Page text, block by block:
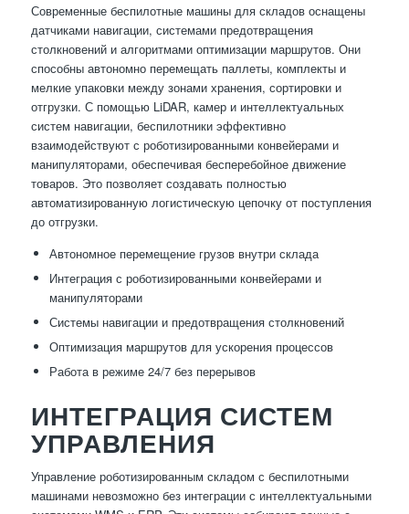
Современные беспилотные машины для складов оснащены
датчиками навигации, системами предотвращения
столкновений и алгоритмами оптимизации маршрутов. Они
способны автономно перемещать паллеты, комплекты и
мелкие упаковки между зонами хранения, сортировки и
отгрузки. С помощью LiDAR, камер и интеллектуальных
систем навигации, беспилотники эффективно
взаимодействуют с роботизированными конвейерами и
манипуляторами, обеспечивая бесперебойное движение
товаров. Это позволяет создавать полностью
автоматизированную логистическую цепочку от поступления
до отгрузки.
Автономное перемещение грузов внутри склада
Интеграция с роботизированными конвейерами и
манипуляторами
Системы навигации и предотвращения столкновений
Оптимизация маршрутов для ускорения процессов
Работа в режиме 24/7 без перерывов
ИНТЕГРАЦИЯ СИСТЕМ
УПРАВЛЕНИЯ
Управление роботизированным складом с беспилотными
машинами невозможно без интеграции с интеллектуальными